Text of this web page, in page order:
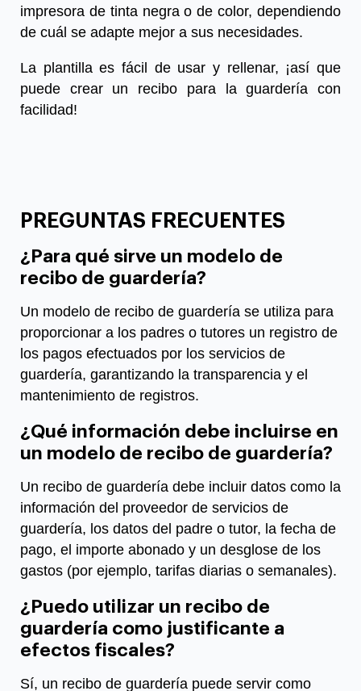
impresora de tinta negra o de color, dependiendo
de cuál se adapte mejor a sus necesidades.
La plantilla es fácil de usar y rellenar, ¡así que
puede crear un recibo para la guardería con
facilidad!
PREGUNTAS FRECUENTES
¿Para qué sirve un modelo de
recibo de guardería?
Un modelo de recibo de guardería se utiliza para
proporcionar a los padres o tutores un registro de
los pagos efectuados por los servicios de
guardería, garantizando la transparencia y el
mantenimiento de registros.
¿Qué información debe incluirse en
un modelo de recibo de guardería?
Un recibo de guardería debe incluir datos como la
información del proveedor de servicios de
guardería, los datos del padre o tutor, la fecha de
pago, el importe abonado y un desglose de los
gastos (por ejemplo, tarifas diarias o semanales).
¿Puedo utilizar un recibo de
guardería como justificante a
efectos fiscales?
Sí, un recibo de guardería puede servir como